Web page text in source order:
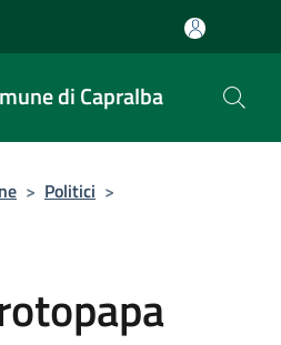
di Capralba
> Politici >